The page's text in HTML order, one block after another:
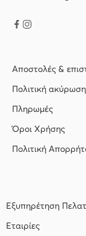
Αποστολές &
Πολιτική
Πληρωμές
Όροι Χρήσης
Πολιτική
Εξυπηρέτηση
Εταιρίες